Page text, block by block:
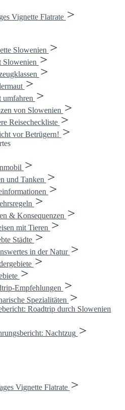
Vignette Flatrate
Slowenien
Slowenien
umfahren
von Slowenien
Reisecheckliste
vor Betrügern!
und Tanken
& Konsequenzen
mit Tieren
Städte
in der Natur
Empfehlungen
Spezialitäten
Roadtrip durch Slowenien
Nachtzug
Vignette Flatrate